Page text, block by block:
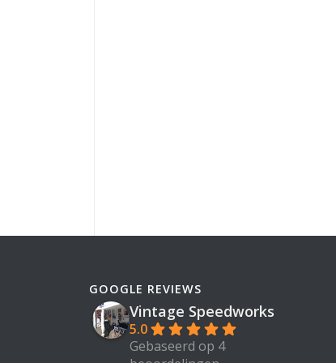
GOOGLE REVIEWS
Vintage Speedworks
5.0
Gebaseerd op 4